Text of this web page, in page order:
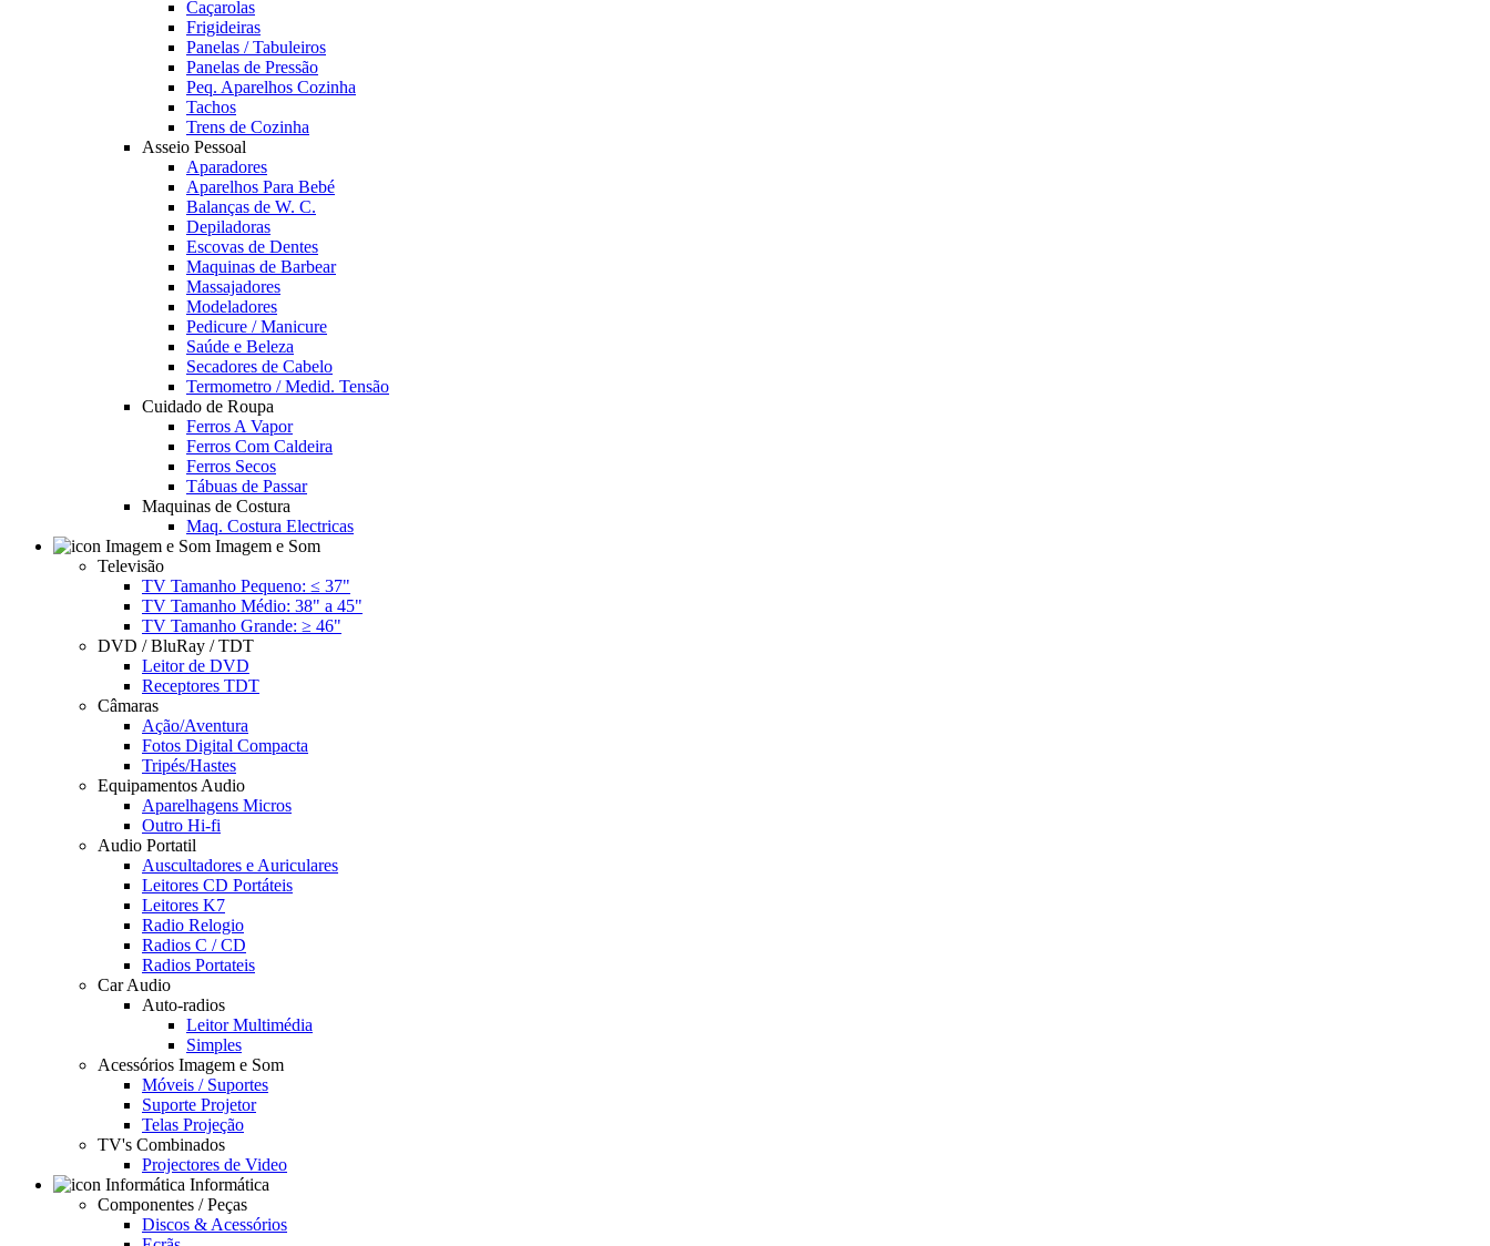
Caçarolas
Frigideiras
Panelas / Tabuleiros
Panelas de Pressão
Peq. Aparelhos Cozinha
Tachos
Trens de Cozinha
Asseio Pessoal
Aparadores
Aparelhos Para Bebé
Balanças de W. C.
Depiladoras
Escovas de Dentes
Maquinas de Barbear
Massajadores
Modeladores
Pedicure / Manicure
Saúde e Beleza
Secadores de Cabelo
Termometro / Medid. Tensão
Cuidado de Roupa
Ferros A Vapor
Ferros Com Caldeira
Ferros Secos
Tábuas de Passar
Maquinas de Costura
Maq. Costura Electricas
Imagem e Som
Televisão
TV Tamanho Pequeno: ≤ 37"
TV Tamanho Médio: 38" a 45"
TV Tamanho Grande: ≥ 46"
DVD / BluRay / TDT
Leitor de DVD
Receptores TDT
Câmaras
Ação/Aventura
Fotos Digital Compacta
Tripés/Hastes
Equipamentos Audio
Aparelhagens Micros
Outro Hi-fi
Audio Portatil
Auscultadores e Auriculares
Leitores CD Portáteis
Leitores K7
Radio Relogio
Radios C / CD
Radios Portateis
Car Audio
Auto-radios
Leitor Multimédia
Simples
Acessórios Imagem e Som
Móveis / Suportes
Suporte Projetor
Telas Projeção
TV's Combinados
Projectores de Video
Informática
Componentes / Peças
Discos & Acessórios